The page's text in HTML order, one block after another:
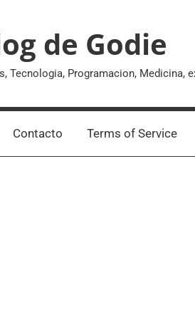
de Godie
Tecnologia, Programacion, Medicina,
Contacto Terms of Service